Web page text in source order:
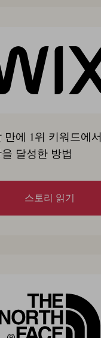
에 1위 키워드에
달성한 방법
스토리 읽기